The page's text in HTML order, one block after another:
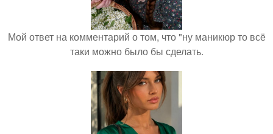
Мой ответ на комментарий о том, что "ну маникюр то всё
таки можно было бы сделать.